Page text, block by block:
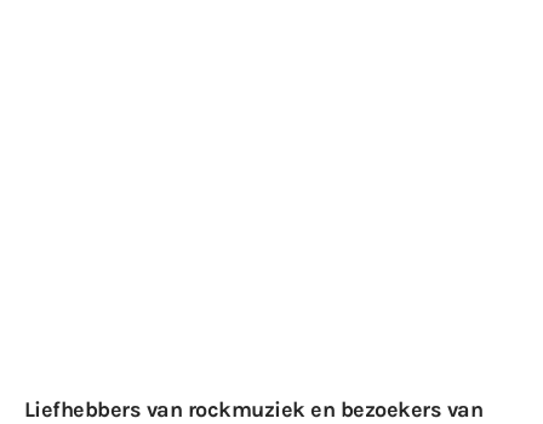
Liefhebbers van rockmuziek en bezoekers van